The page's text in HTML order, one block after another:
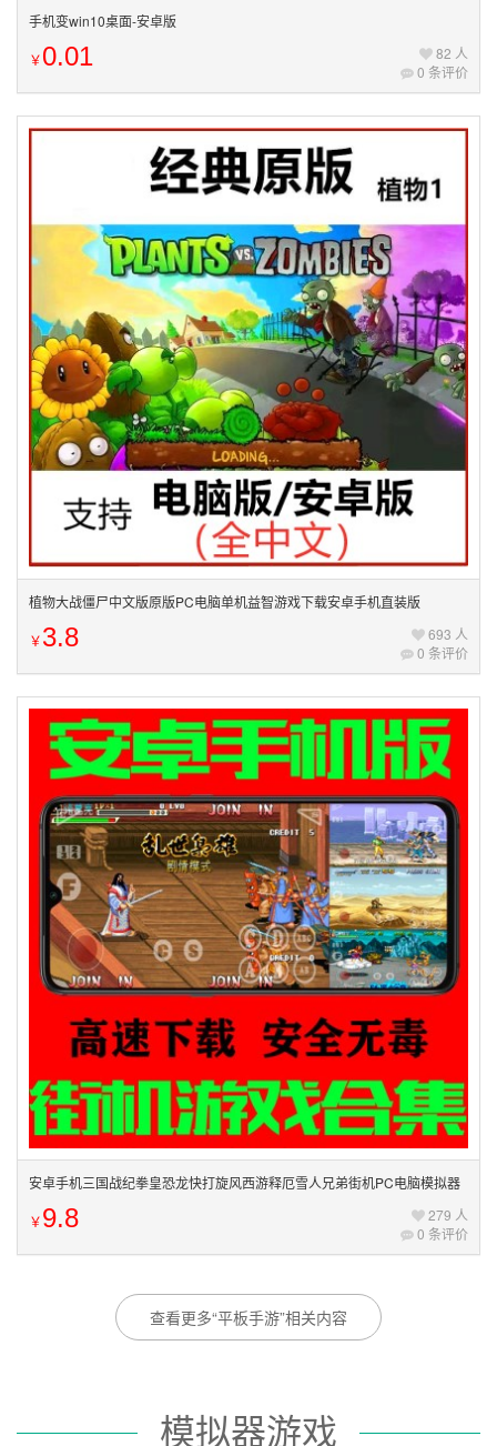
手机变win10桌面-安卓版
￥0.01
82 人
0 条评价
植物大战僵尸中文版原版PC电脑单机益智游戏下载安卓手机直装版
￥3.8
693 人
0 条评价
安卓手机三国战纪拳皇恐龙快打旋风西游释厄雪人兄弟街机PC电脑模拟器
游戏
￥9.8
279 人
0 条评价
查看更多“平板手游”相关内容
模拟器游戏